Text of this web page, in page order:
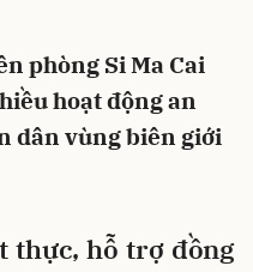
phòng Si Ma Cai
hoạt động an
dân vùng biên giới
thực, hỗ trợ đồng
Hủy Gửi